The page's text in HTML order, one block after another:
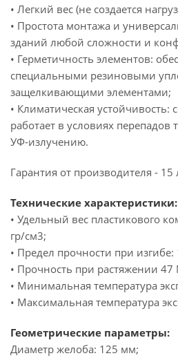
• Легкий вес (не создается
• Простота монтажа и
зданий любой сложности и
• Герметичность элементов:
специальными резиновыми
защелкивающими элементами;
• Климатическая устойчивость:
работает в условиях перепадов
УФ-излучению.
Гарантия от производителя - 15
Технические характеристики:
• Удельный вес пластикового
гр/см3;
• Предел прочности при
• Прочность при растяжении
• Минимальная температура
• Максимальная температура
Геометрические параметры:
Диаметр желоба: 125 мм;